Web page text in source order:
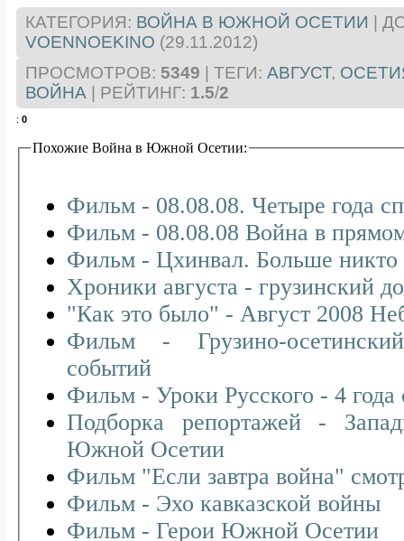
КАТЕГОРИЯ: ВОЙНА В ЮЖНОЙ ОСЕТИИ
VOENNOEKINO (29.11.2012)
ПРОСМОТРОВ: 5349 ТЕГИ: АВГУСТ,
ВОЙНА
РЕЙТИНГ: 1.5/2
: 0
Похожие Война в Южной Осетии:
Фильм - 08.08.08. Четыре года
Фильм - 08.08.08 Война в
Фильм - Цхинвал. Больше никто
Хроники августа - грузинский
"Как это было" - Август 2008
Фильм - Грузино-
событий
Фильм - Уроки Русского - 4 года
Подборка репортажей -
Южной Осетии
Фильм "Если завтра война"
Фильм - Эхо кавказской войны
Фильм - Герои Южной Осетии